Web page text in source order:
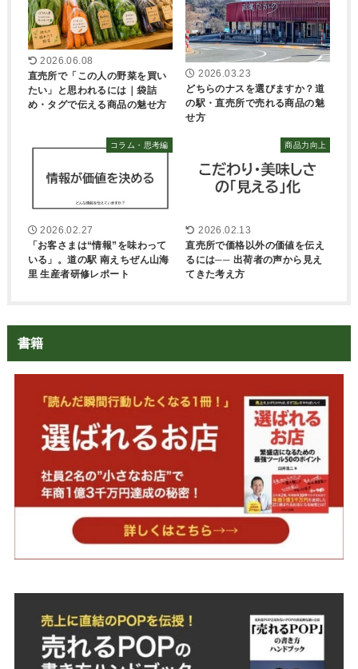
2026.06.08
直売所で「この人の野菜を買い
たい」と思われるには｜袋詰
め・タグで伝える商品の魅せ方
2026.03.23
どちらのナスを選びますか？道
の駅・直売所で売れる商品の魅
せ方
コラム・思考編
2026.02.27
「お客さまは“情報”を味わって
いる」。道の駅 南えちぜん山海
里 生産者研修レポート
商品力向上
2026.02.13
直売所で価格以外の価値を伝え
るには── 出荷者の声から見え
てきた考え方
書籍